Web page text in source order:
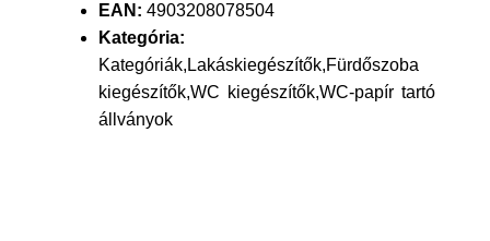
EAN: 4903208078504
Kategória:
Kategóriák,Lakáskiegészítők,Fürdőszoba
kiegészítők,WC kiegészítők,WC-papír tartó
állványok